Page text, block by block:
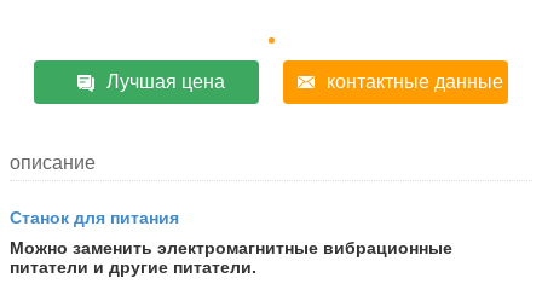
Лучшая цена контактные данные
описание
Станок для питания
Можно заменить электромагнитные вибрационные
питатели и другие питатели.